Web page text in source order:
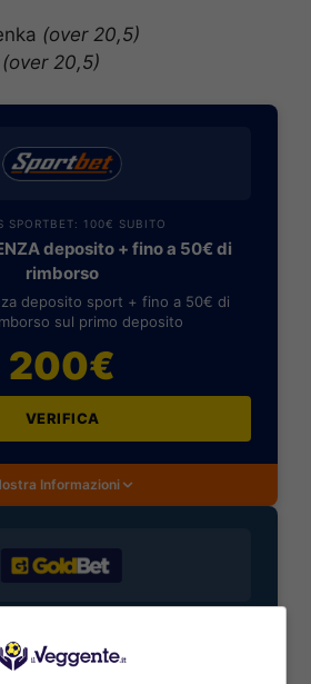
(over 20,5)
(over 20,5)
SPORTBET: 100€ SUBITO
deposito + fino a 50€ di
rimborso
deposito sport + fino a 50€ di
sul primo deposito
200€
VERIFICA
Informazioni
2050€ sport e casino